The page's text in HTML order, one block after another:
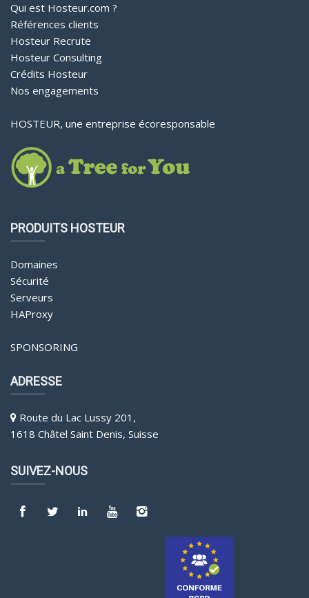
Qui est Hosteur.com ?
Références clients
Hosteur Recrute
Hosteur Consulting
Crédits Hosteur
Nos engagements
HOSTEUR, une entreprise écoresponsable
PRODUITS HOSTEUR
Domaines
Sécurité
Serveurs
HAProxy
SPONSORING
ADRESSE
Route du Lac Lussy 201,
1618 Châtel Saint Denis, Suisse
SUIVEZ-NOUS